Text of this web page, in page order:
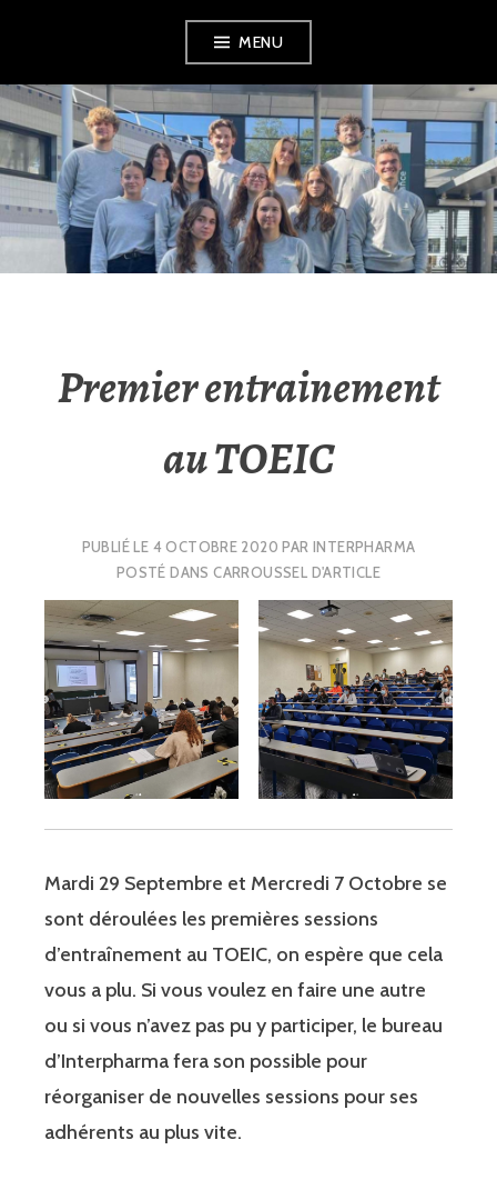
contenu
principal
MENU
INTERPHARMATOURS
Premier entrainement
au TOEIC
PUBLIÉ LE 4 OCTOBRE 2020 PARINTERPHARMA
POSTÉ DANSCARROUSSEL D'ARTICLE
Mardi 29 Septembre et Mercredi 7 Octobre se
sont déroulées les premières sessions
d’entraînement au TOEIC, on espère que cela
vous a plu. Si vous voulez en faire une autre
ou si vous n’avez pas pu y participer, le bureau
d’Interpharma fera son possible pour
réorganiser de nouvelles sessions pour ses
adhérents au plus vite.